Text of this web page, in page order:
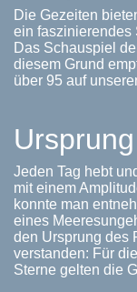
Die Gezeiten
ein faszinierendes
Das Schauspiel
diesem Grund
über 95 auf
Jeden Tag hebt
mit einem
konnte man
eines
den Ursprung des
verstanden: Für
Sterne gelten die